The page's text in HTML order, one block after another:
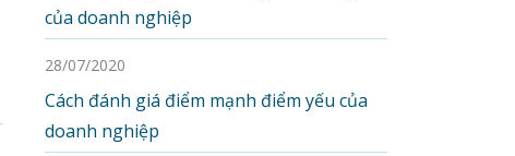
của doanh nghiệp
28/07/2020
Cách đánh giá điểm mạnh điểm yếu của
doanh nghiệp